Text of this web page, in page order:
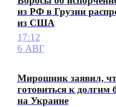
из РФ в Грузии
из США
17:12
6 АВГ
Мирошник заявил,
готовиться к долгим
на Украине